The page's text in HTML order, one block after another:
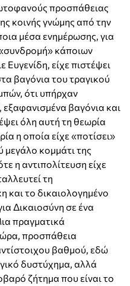
προσπάθειας
κοινής γνώμης από την
μέσα ενημέρωσης, για
κάποιων
είχε πιστέψει
βαγόνια του τραγικού
ότι υπήρχαν
εξαφανισμένα βαγόνια και
όλη αυτή τη θεωρία
η οποία είχε «ποτίσει»
μεγάλο κομμάτι της
η αντιπολίτευση είχε
τη
και το δικαιολογημένο
Δικαιοσύνη σε ένα
πραγματικά
προσπάθεια
βαθμού, εδώ
δυστύχημα, αλλά
ζήτημα που είναι το